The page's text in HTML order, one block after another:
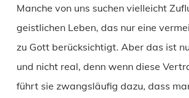
Manche von uns suchen vielleicht
geistlichen Leben, das nur eine
zu Gott berücksichtigt. Aber das ist
und nicht real, denn wenn diese
führt sie zwangsläufig dazu, dass